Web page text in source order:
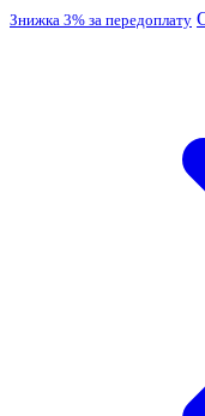
Знижка 3% за передоплату